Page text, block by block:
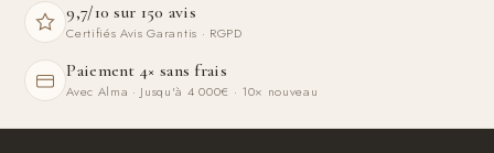
9,7/10 sur 150 avis
Certifiés Avis Garantis · RGPD
Paiement 4× sans frais
Avec Alma · Jusqu'à 4 000€ · 10× nouveau